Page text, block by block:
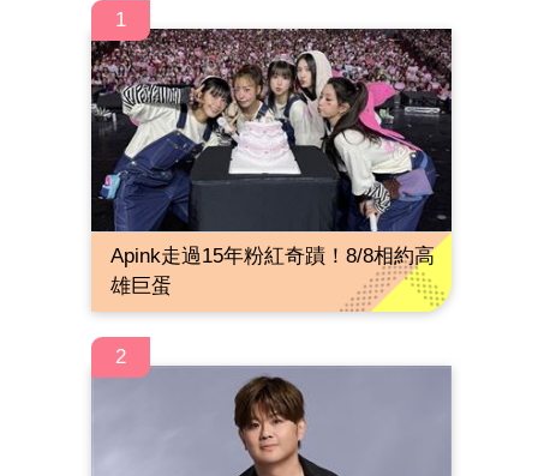
1
Apink走過15年粉紅奇蹟！8/8相約高
雄巨蛋
2